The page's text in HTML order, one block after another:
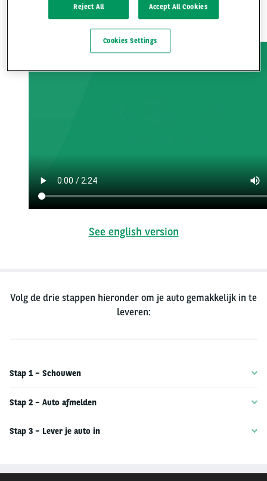
een uitleg of scroll verder om de stappen
tekstueel door te nemen.
See english version
Volg de drie stappen hieronder om je auto gemakkelijk in te
leveren:
Stap 1 – Schouwen
Stap 2 – Auto afmelden
Stap 3 – Lever je auto in
Reject All Accept All Cookies
Cookies Settings